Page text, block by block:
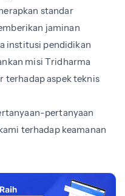
standar
jaminan
institusi pendidikan
misi Tridharma
terhadap aspek teknis
pertanyaan
terhadap keamanan